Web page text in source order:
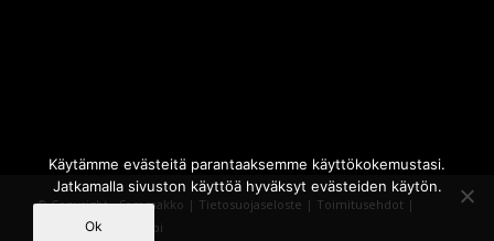
© Copyright - Sammakko | Tietosuojaseloste | Toimitusehdot |
Powered by
iQWebbi
Käytämme evästeitä parantaaksemme käyttökokemustasi.
Jatkamalla sivuston käyttöä hyväksyt evästeiden käytön.
Ok